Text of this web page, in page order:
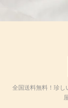
全国送料無料！珍し